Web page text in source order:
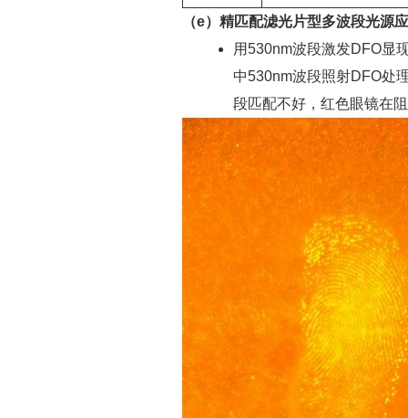
（e）精匹配滤光片型多波段光源
用530nm波段激发DFO显
中530nm波段照射DFO处
段匹配不好，红色眼镜在